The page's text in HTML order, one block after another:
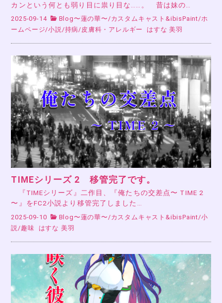
カンという何とも弱り目に祟り目な……。 昔は妹の…
2025-09-14 Blog〜蓮の華〜/カスタムキャスト&ibisPaint/ホ
ームページ/小説/持病/皮膚科・アレルギー はすな 美羽
TIMEシリーズ 2 移管完了です。
『TIMEシリーズ』二作目、『俺たちの交差点〜 TIME 2
〜』をFC2小説より移管完了しました…
2025-09-10 Blog〜蓮の華〜 /カスタムキャスト&ibisPaint/小
説 /趣味 はすな 美羽